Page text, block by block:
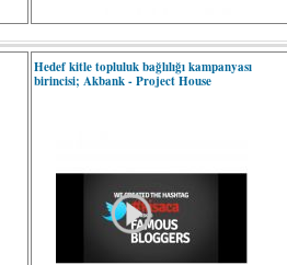
Hedef kitle topluluk bağlılığı kampanyası
birincisi; Akbank - Project House